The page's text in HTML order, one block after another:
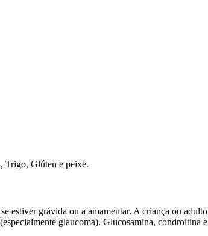
Trigo, Glúten e peixe.
estiver grávida ou a amamentar. A criança ou
glaucoma). Glucosamina, condroitina